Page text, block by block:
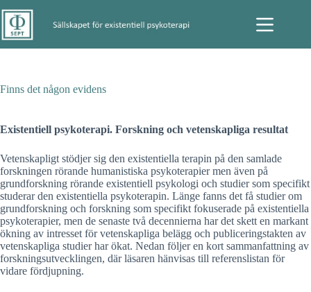
till
innehåll
Finns det någon evidens
Existentiell psykoterapi. Forskning och vetenskapliga resultat
Vetenskapligt stödjer sig den existentiella terapin på den samlade
forskningen rörande humanistiska psykoterapier men även på
grundforskning rörande existentiell psykologi och studier som specifikt
studerar den existentiella psykoterapin. Länge fanns det få studier om
grundforskning och forskning som specifikt fokuserade på existentiella
psykoterapier, men de senaste två decennierna har det skett en markant
ökning av intresset för vetenskapliga belägg och publiceringstakten av
vetenskapliga studier har ökat. Nedan följer en kort sammanfattning av
forskningsutvecklingen, där läsaren hänvisas till referenslistan för
vidare fördjupning.